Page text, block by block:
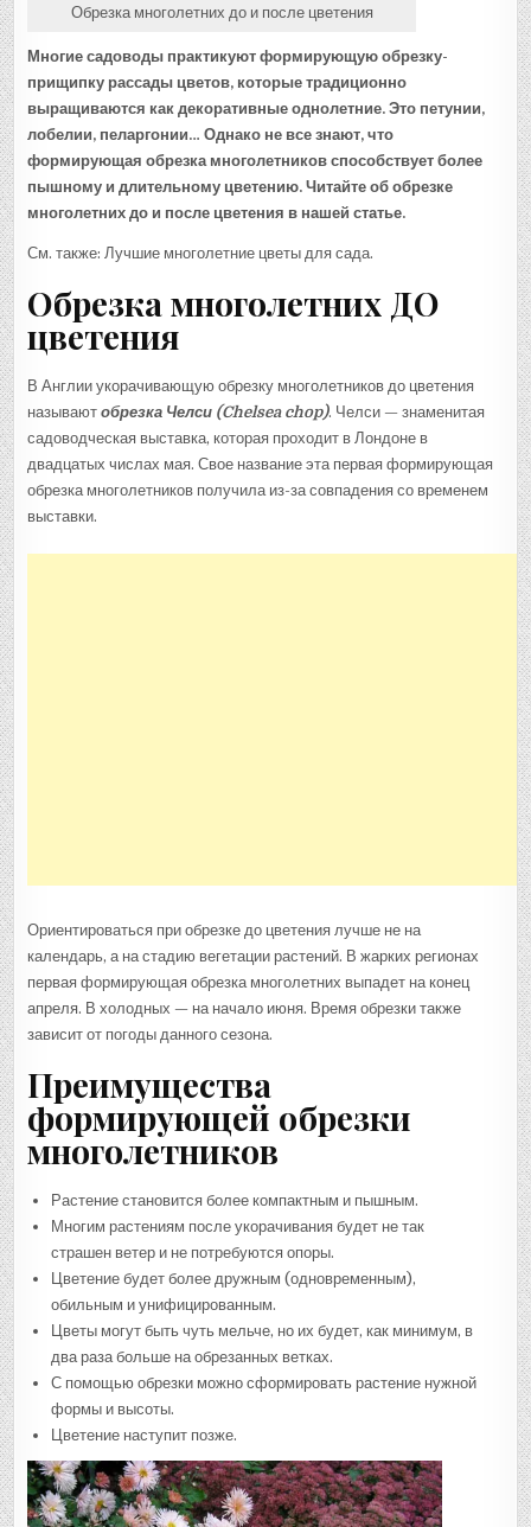
Обрезка многолетних до и после цветения
Многие садоводы практикуют формирующую обрезку-
прищипку рассады цветов, которые традиционно
выращиваются как декоративные однолетние. Это петунии,
лобелии, пеларгонии… Однако не все знают, что
формирующая обрезка многолетников способствует более
пышному и длительному цветению. Читайте об обрезке
многолетних до и после цветения в нашей статье.
См. также: Лучшие многолетние цветы для сада.
Обрезка многолетних ДО
цветения
В Англии укорачивающую обрезку многолетников до цветения
называютобрезка Челси (Chelsea chop). Челси — знаменитая
садоводческая выставка, которая проходит в Лондоне в
двадцатых числах мая. Свое название эта первая формирующая
обрезка многолетников получила из-за совпадения со временем
выставки.
Ориентироваться при обрезке до цветения лучше не на
календарь, а на стадию вегетации растений. В жарких регионах
первая формирующая обрезка многолетних выпадет на конец
апреля. В холодных — на начало июня. Время обрезки также
зависит от погоды данного сезона.
Преимущества
формирующей обрезки
многолетников
Растение становится более компактным и пышным.
Многим растениям после укорачивания будет не так
страшен ветер и не потребуются опоры.
Цветение будет более дружным (одновременным),
обильным и унифицированным.
Цветы могут быть чуть мельче, но их будет, как минимум, в
два раза больше на обрезанных ветках.
С помощью обрезки можно сформировать растение нужной
формы и высоты.
Цветение наступит позже.